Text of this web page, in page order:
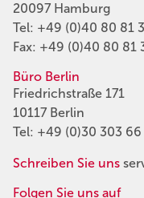
20097 Hamburg
Tel: +49 (0)40 80 81
Fax: +49 (0)40 80 81
Büro Berlin
Friedrichstraße 171
10117 Berlin
Tel: +49 (0)30 303 66
Schreiben Sie uns
Folgen Sie uns auf